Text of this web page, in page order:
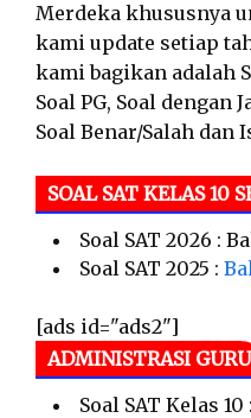
Merdeka khususnya
kami update setiap
kami bagikan adalah
Soal PG, Soal dengan
Soal Benar/Salah dan
SOAL SAT KELAS 10
Soal SAT 2026 :
Soal SAT 2025 :
[ads id="ads2"]
ADMINISTRASI GURU
Soal SAT Kelas 10 :